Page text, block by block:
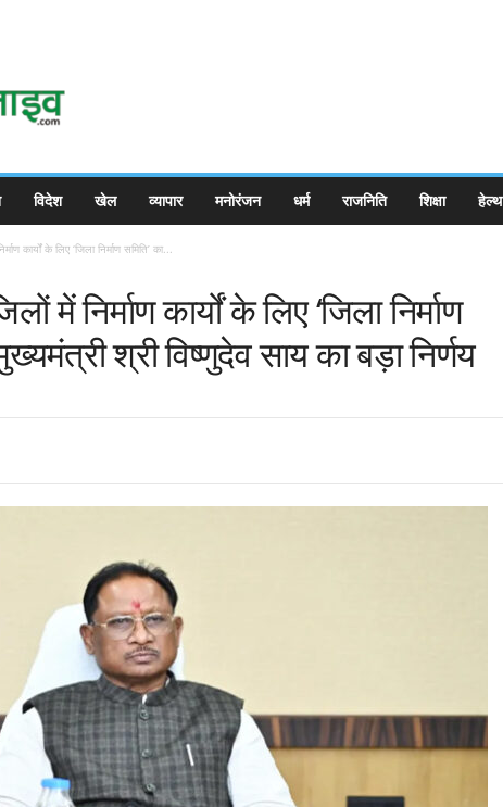
विदेश खेल व्यापार मनोरंजन धर्म राजनिति शिक्षा हेल्थ
कार्यों के लिए ‘जिला निर्माण समिति’ का...
में निर्माण कार्यों के लिए ‘जिला निर्माण
श्री विष्णुदेव साय का बड़ा निर्णय